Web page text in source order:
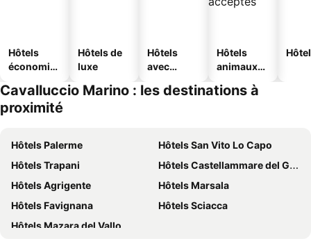
Hôtels
économiq
Hôtels de
luxe
Hôtels
avec
Hôtels
animaux
Cavalluccio Marino : les destinations à
proximité
Hôtels Palerme
Hôtels San Vito Lo Capo
Hôtels Trapani
Hôtels Castellammare del Golfo
Hôtels Agrigente
Hôtels Marsala
Hôtels Favignana
Hôtels Sciacca
Hôtels Mazara del Vallo